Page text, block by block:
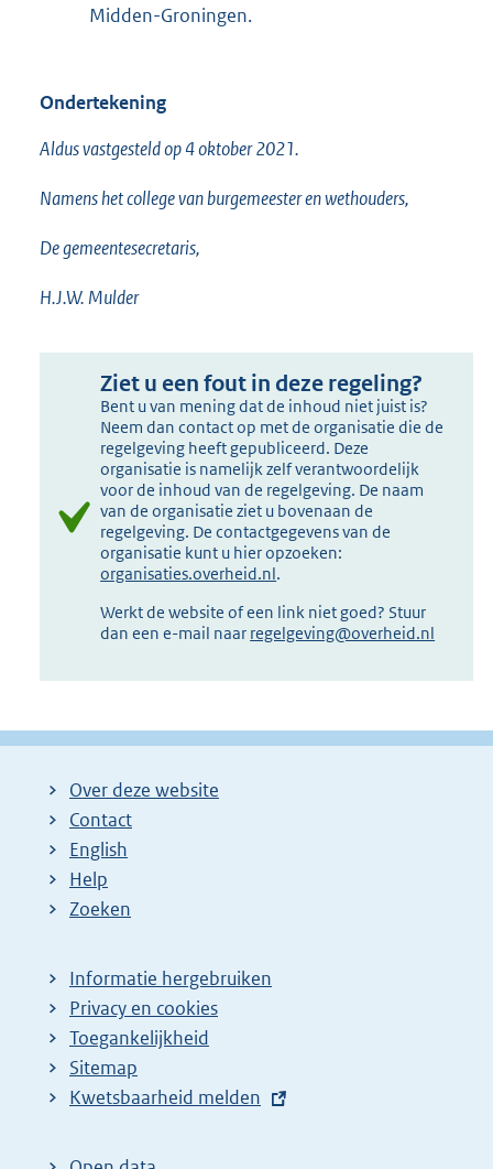
Midden-Groningen.
Ondertekening
Aldus vastgesteld op 4 oktober 2021.
Namens het college van burgemeester en wethouders,
De gemeentesecretaris,
H.J.W. Mulder
Ziet u een fout in deze regeling?
Bent u van mening dat de inhoud niet juist is?
Neem dan contact op met de organisatie die de
regelgeving heeft gepubliceerd. Deze
organisatie is namelijk zelf verantwoordelijk
voor de inhoud van de regelgeving. De naam
van de organisatie ziet u bovenaan de
regelgeving. De contactgegevens van de
organisatie kunt u hier opzoeken:
organisaties.overheid.nl.
Werkt de website of een link niet goed? Stuur
dan een e-mail naar regelgeving@overheid.nl
Over deze website
Contact
English
Help
Zoeken
Informatie hergebruiken
Privacy en cookies
Toegankelijkheid
Sitemap
E
t
Kwetsbaarheid melden